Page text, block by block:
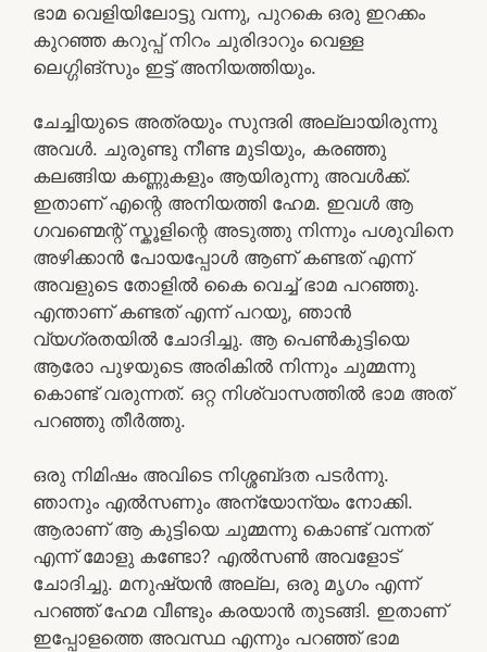
ഭാമ വെളിയിലോട്ടു വന്നു, പുറകെ ഒരു ഇറക്കം
കുറഞ്ഞ കറുപ്പ് നിറം ചുരിദാറും വെള്ള
ലെഗ്ഗിങ്‌സും ഇട്ട് അനിയത്തിയും.
ചേച്ചിയുടെ അത്രയും സുന്ദരി അല്ലായിരുന്നു
അവൾ. ചുരുണ്ടു നീണ്ട മുടിയും, കരഞ്ഞു
കലങ്ങിയ കണ്ണുകളും ആയിരുന്നു അവൾക്ക്‌.
ഇതാണ് എന്റെ അനിയത്തി ഹേമ. ഇവൾ ആ
ഗവണ്മെന്റ് സ്കൂളിന്റെ അടുത്തു നിന്നും പശുവിനെ
അഴിക്കാൻ പോയപ്പോൾ ആണ് കണ്ടത് എന്ന്
അവളുടെ തോളിൽ കൈ വെച്ച് ഭാമ പറഞ്ഞു.
എന്താണ് കണ്ടത് എന്ന് പറയു, ഞാൻ
വ്യഗ്രതയിൽ ചോദിച്ചു. ആ പെൺകുട്ടിയെ
ആരോ പുഴയുടെ അരികിൽ നിന്നും ചുമ്മന്നു
കൊണ്ട് വരുന്നത്. ഒറ്റ നിശ്വാസത്തിൽ ഭാമ അത്
പറഞ്ഞു തീർത്തു.
ഒരു നിമിഷം അവിടെ നിശ്ശബ്‌ദത പടർന്നു.
ഞാനും എൽസണും അന്യോന്യം നോക്കി.
ആരാണ് ആ കുട്ടിയെ ചുമ്മന്നു കൊണ്ട് വന്നത്
എന്ന് മോളു കണ്ടോ? എൽസൺ അവളോട്‌
ചോദിച്ചു. മനുഷ്യൻ അല്ല, ഒരു മൃഗം എന്ന്
പറഞ്ഞ് ഹേമ വീണ്ടും കരയാൻ തുടങ്ങി. ഇതാണ്
ഇപ്പോളത്തെ അവസ്ഥ എന്നും പറഞ്ഞ് ഭാമ